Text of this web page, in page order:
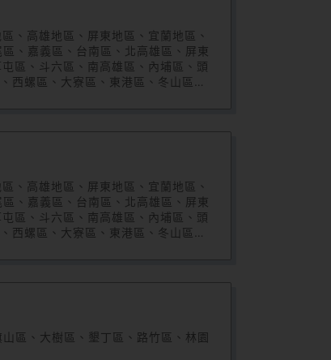
、高雄地區、屏東地區、宜蘭地區、
、嘉義區、台南區、北高雄區、屏東
區、斗六區、南高雄區、內埔區、頭
螺區、大寮區、東港區、冬山區、
區、平鎮區、頭屋區、北斗區、麥寮
後龍區、溪湖區、觀音區、通霄區、
區、麻豆區、五股區、社頭區、田中
朴子區、新竹區、竹東區、竹北區、
、高雄地區、屏東地區、宜蘭地區、
、嘉義區、台南區、北高雄區、屏東
區、斗六區、南高雄區、內埔區、頭
螺區、大寮區、東港區、冬山區、
朴子區、新竹區、竹東區、竹北區、
區、大樹區、墾丁區、路竹區、林園